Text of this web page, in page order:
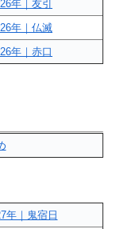
年｜友引
年｜仏滅
年｜赤口
年｜鬼宿日